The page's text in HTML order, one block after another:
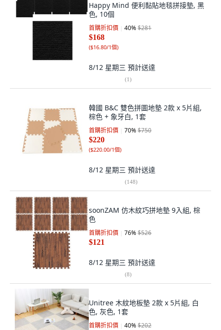
Happy Mind 便利黏貼地毯拼接墊, 黑
色, 10個
首購折扣價 40%$281
$168
($16.80/1個)
8/12 星期三 預計送達
(1)
韓國 B&C 雙色拼圖地墊 2款 x 5片組,
棕色 + 象牙白, 1套
首購折扣價 70%$750
$220
($220.00/1個)
8/12 星期三 預計送達
(148)
soonZAM 仿木紋巧拼地墊 9入組, 棕
色
首購折扣價 76%$526
$121
8/12 星期三 預計送達
(8)
Unitree 木紋地板墊 2款 x 5片組, 白
色, 灰色, 1套
首購折扣價 40%$202